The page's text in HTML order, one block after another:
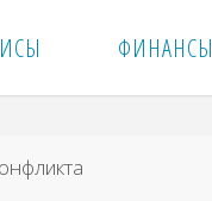
ФИНАНСЫ